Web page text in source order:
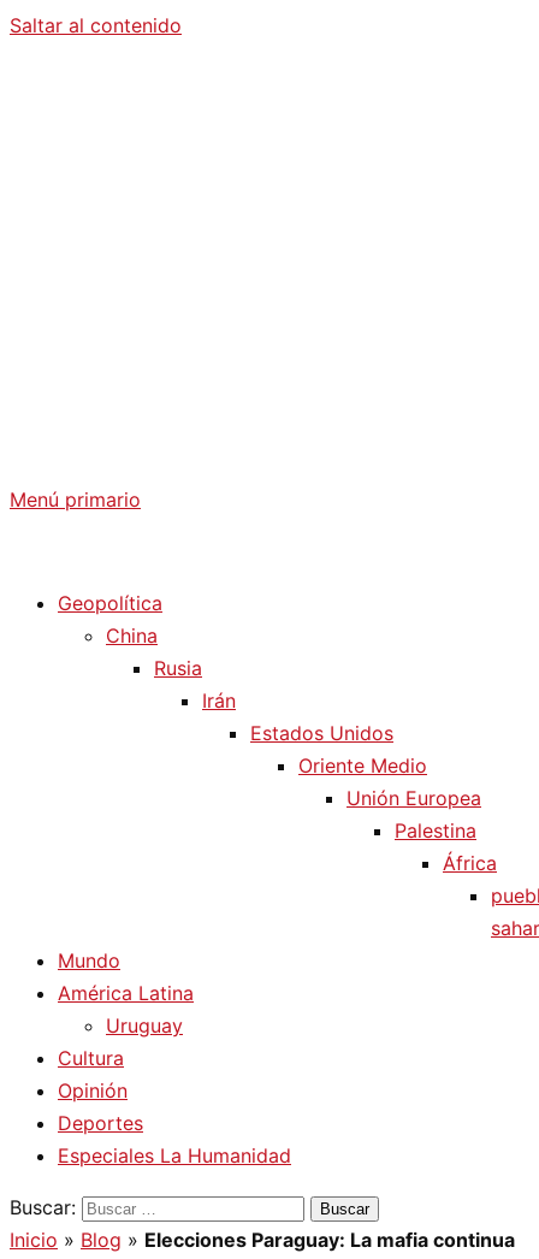
Saltar al contenido
Menú primario
Geopolítica
China
Rusia
Irán
Estados Unidos
Oriente Medio
Unión Europea
Palestina
África
Mundo
América Latina
Uruguay
Cultura
Opinión
Deportes
Especiales La Humanidad
Buscar:
Inicio » Blog » Elecciones Paraguay: La mafia continua